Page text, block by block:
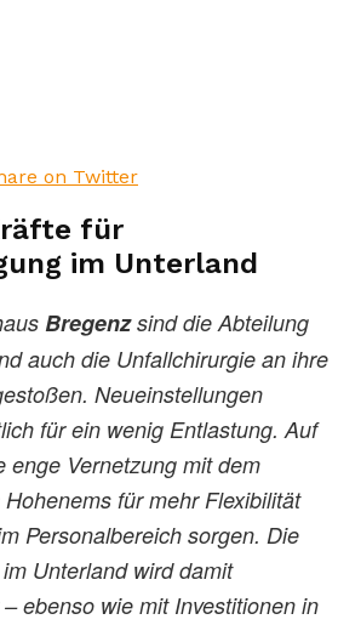
on Twitter
für
im Unterland
Bregenzsind die Abteilung
auch die Unfallchirurgie an ihre
Neueinstellungen
für ein wenig Entlastung. Auf
enge Vernetzung mit dem
für mehr Flexibilität
Personalbereich sorgen. Die
Unterland wird damit
ebenso wie mit Investitionen in